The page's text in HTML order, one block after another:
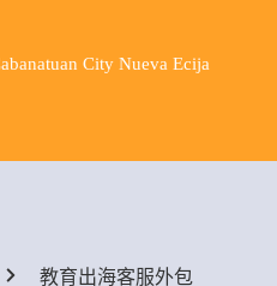
City Nueva Ecija
教育出海客服外包